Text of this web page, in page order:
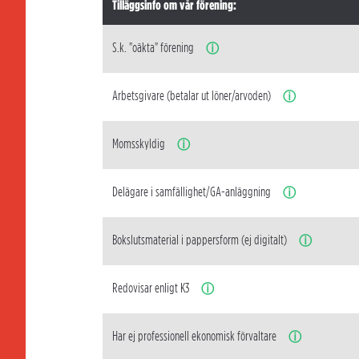
Tilläggsinfo om vår förening:
S.k. "oäkta" förening ⓘ
Arbetsgivare (betalar ut löner/arvoden) ⓘ
Momsskyldig ⓘ
Delägare i samfällighet/GA-anläggning ⓘ
Bokslutsmaterial i pappersform (ej digitalt) ⓘ
Redovisar enligt K3 ⓘ
Har ej professionell ekonomisk förvaltare ⓘ